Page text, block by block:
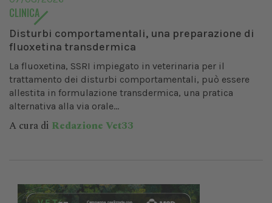
CLINICA
Disturbi comportamentali, una preparazione di
fluoxetina transdermica
La fluoxetina, SSRI impiegato in veterinaria per il
trattamento dei disturbi comportamentali, può essere
allestita in formulazione transdermica, una pratica
alternativa alla via orale...
A cura di Redazione Vet33